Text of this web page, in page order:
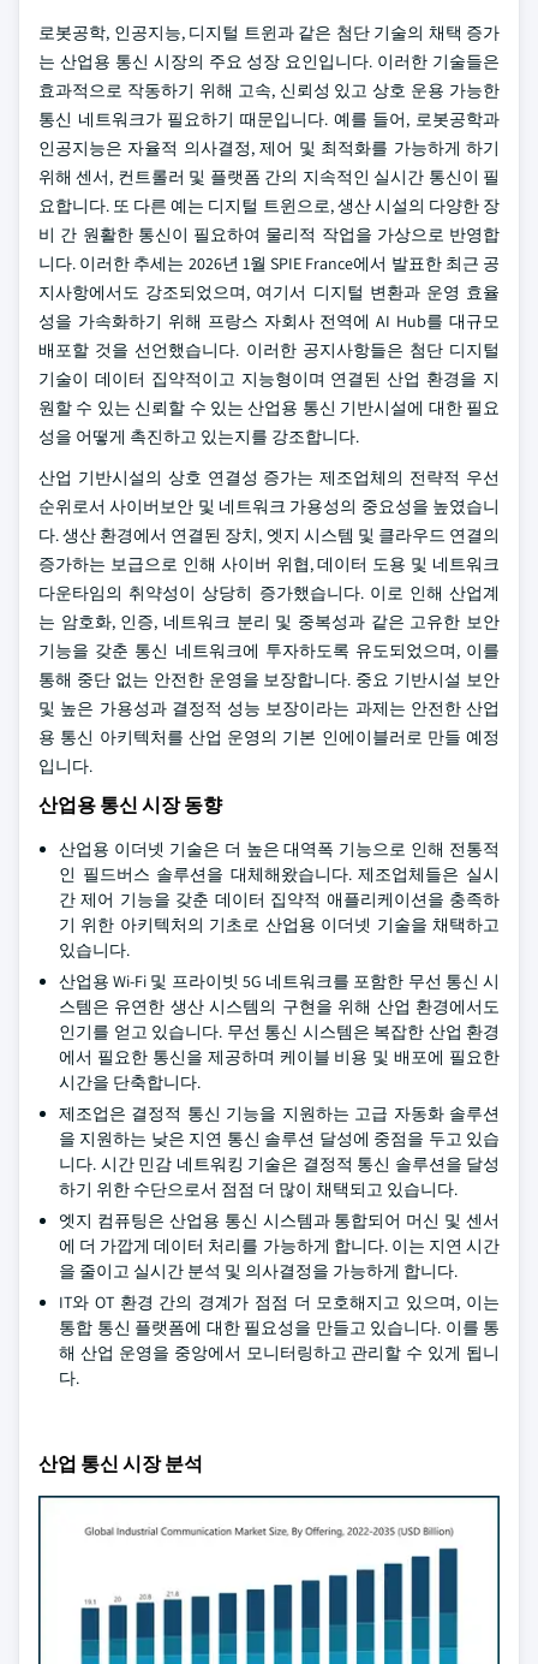
로봇공학, 인공지능, 디지털 트윈과 같은 첨단 기술의 채택 증가
는 산업용 통신 시장의 주요 성장 요인입니다. 이러한 기술들은
효과적으로 작동하기 위해 고속, 신뢰성 있고 상호 운용 가능한
통신 네트워크가 필요하기 때문입니다. 예를 들어, 로봇공학과
인공지능은 자율적 의사결정, 제어 및 최적화를 가능하게 하기
위해 센서, 컨트롤러 및 플랫폼 간의 지속적인 실시간 통신이 필
요합니다. 또 다른 예는 디지털 트윈으로, 생산 시설의 다양한 장
비 간 원활한 통신이 필요하여 물리적 작업을 가상으로 반영합
니다. 이러한 추세는 2026년 1월 SPIE France에서 발표한 최근 공
지사항에서도 강조되었으며, 여기서 디지털 변환과 운영 효율
성을 가속화하기 위해 프랑스 자회사 전역에 AI Hub를 대규모
배포할 것을 선언했습니다. 이러한 공지사항들은 첨단 디지털
기술이 데이터 집약적이고 지능형이며 연결된 산업 환경을 지
원할 수 있는 신뢰할 수 있는 산업용 통신 기반시설에 대한 필요
성을 어떻게 촉진하고 있는지를 강조합니다.
산업 기반시설의 상호 연결성 증가는 제조업체의 전략적 우선
순위로서 사이버보안 및 네트워크 가용성의 중요성을 높였습니
다. 생산 환경에서 연결된 장치, 엣지 시스템 및 클라우드 연결의
증가하는 보급으로 인해 사이버 위협, 데이터 도용 및 네트워크
다운타임의 취약성이 상당히 증가했습니다. 이로 인해 산업계
는 암호화, 인증, 네트워크 분리 및 중복성과 같은 고유한 보안
기능을 갖춘 통신 네트워크에 투자하도록 유도되었으며, 이를
통해 중단 없는 안전한 운영을 보장합니다. 중요 기반시설 보안
및 높은 가용성과 결정적 성능 보장이라는 과제는 안전한 산업
용 통신 아키텍처를 산업 운영의 기본 인에이블러로 만들 예정
입니다.
산업용 통신 시장 동향
산업용 이더넷 기술은 더 높은 대역폭 기능으로 인해 전통적
인 필드버스 솔루션을 대체해왔습니다. 제조업체들은 실시
간 제어 기능을 갖춘 데이터 집약적 애플리케이션을 충족하
기 위한 아키텍처의 기초로 산업용 이더넷 기술을 채택하고
있습니다.
산업용 Wi-Fi 및 프라이빗 5G 네트워크를 포함한 무선 통신 시
스템은 유연한 생산 시스템의 구현을 위해 산업 환경에서도
인기를 얻고 있습니다. 무선 통신 시스템은 복잡한 산업 환경
에서 필요한 통신을 제공하며 케이블 비용 및 배포에 필요한
시간을 단축합니다.
제조업은 결정적 통신 기능을 지원하는 고급 자동화 솔루션
을 지원하는 낮은 지연 통신 솔루션 달성에 중점을 두고 있습
니다. 시간 민감 네트워킹 기술은 결정적 통신 솔루션을 달성
하기 위한 수단으로서 점점 더 많이 채택되고 있습니다.
엣지 컴퓨팅은 산업용 통신 시스템과 통합되어 머신 및 센서
에 더 가깝게 데이터 처리를 가능하게 합니다. 이는 지연 시간
을 줄이고 실시간 분석 및 의사결정을 가능하게 합니다.
IT와 OT 환경 간의 경계가 점점 더 모호해지고 있으며, 이는
통합 통신 플랫폼에 대한 필요성을 만들고 있습니다. 이를 통
해 산업 운영을 중앙에서 모니터링하고 관리할 수 있게 됩니
다.
산업 통신 시장 분석